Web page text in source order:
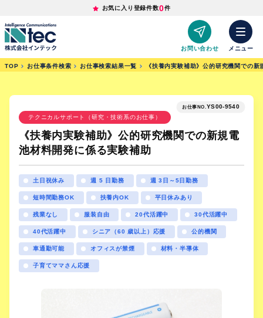
お気に入り登録件数0件
お問い合わせ メニュー
TOP お仕事条件検索 お仕事検索結果一覧 《扶養内実験補助》公的研究機関での
お仕事NO. YS00-9540
テクニカルサポート（研究・技術系のお仕事）
《扶養内実験補助》公的研究機関での新規電
池材料開発に係る実験補助
土日祝休み 週 5 日勤務 週 3日～5日勤務
短時間勤務OK 扶養内OK 平日休みあり
残業なし 服装自由 20代活躍中 30代活躍中
40代活躍中 シニア（60 歳以上）応援 公的機関
車通勤可能 オフィスが禁煙 材料・半導体
子育てママさん応援